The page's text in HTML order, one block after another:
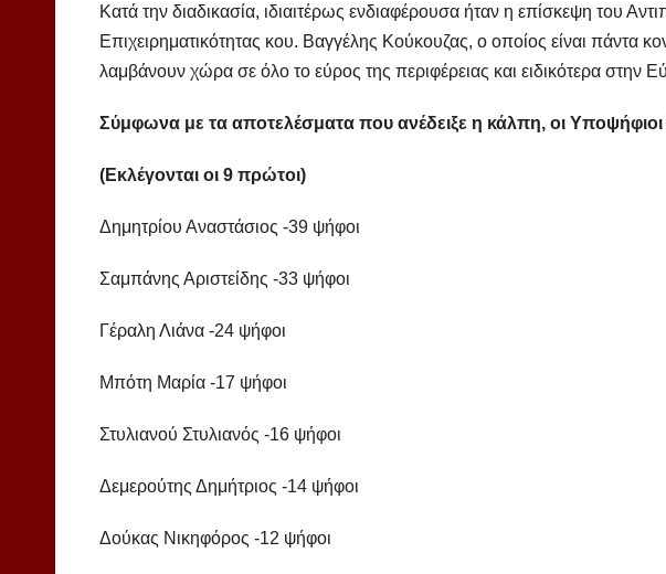
Κατά την διαδικασία, ιδιαιτέρως ενδιαφέρουσα ήταν η επίσκεψη του
Επιχειρηματικότητας κου. Βαγγέλης Κούκουζας, ο οποίος είναι πάντα
λαμβάνουν χώρα σε όλο το εύρος της περιφέρειας και ειδικότερα στην
Σύμφωνα με τα αποτελέσματα που ανέδειξε η κάλπη, οι
(Εκλέγονται οι 9 πρώτοι)
Δημητρίου Αναστάσιος -39 ψήφοι
Σαμπάνης Αριστείδης -33 ψήφοι
Γέραλη Λιάνα -24 ψήφοι
Μπότη Μαρία -17 ψήφοι
Στυλιανού Στυλιανός -16 ψήφοι
Δεμερούτης Δημήτριος -14 ψήφοι
Δούκας Νικηφόρος -12 ψήφοι